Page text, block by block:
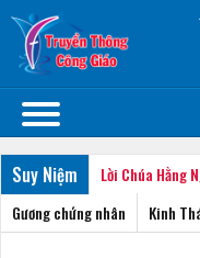
Suy Niệm Lời Chúa Hằng
Gương chứng nhân
Kinh